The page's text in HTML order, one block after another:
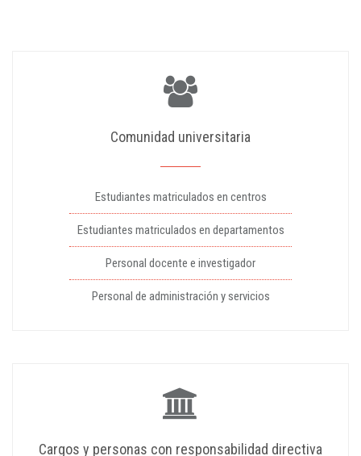
Comunidad universitaria
Estudiantes matriculados en centros
Estudiantes matriculados en departamentos
Personal docente e investigador
Personal de administración y servicios
Cargos y personas con responsabilidad directiva